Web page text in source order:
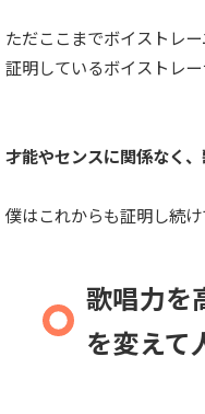
ただここまでボイストレ
証明しているボイストレ
才能やセンスに関係なく
僕はこれからも証明し続け
歌唱力を
を変えて